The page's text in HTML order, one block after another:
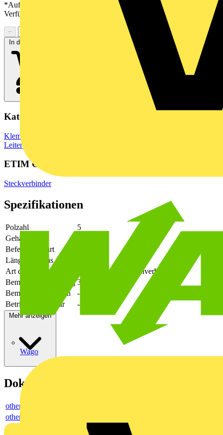
Wago
*Auf Anfrage verfügbar - bitte in den Warenkorb legen, um
Verfügbarkeit zu prüfen
−
In den Warenkorb
Kategorien
Klemmen, Steckverbinder & Verbindungselemente
Leiterplattensteckverbinder
ETIM Group
Steckverbinder
Spezifikationen
Polzahl
5
Gehäusefarbe
Befestigungsart
Länge des Pins
Art der Verbindung
flexibler Leiterplattenverbinder
Bemessungsspannung 320
Bemessungsstrom In
-
Betriebstemperatur
-40 - 105
Mehr anzeigen
Dokumente
others
others